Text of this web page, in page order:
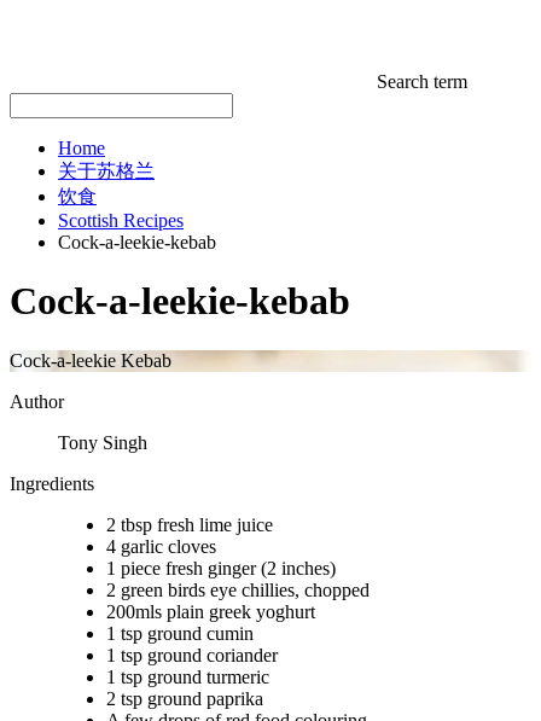
Search term
Home
关于苏格兰
饮食
Scottish Recipes
Cock-a-leekie-kebab
Cock-a-leekie-kebab
Cock-a-leekie Kebab
Author
Tony Singh
Ingredients
2 tbsp fresh lime juice
4 garlic cloves
1 piece fresh ginger (2 inches)
2 green birds eye chillies, chopped
200mls plain greek yoghurt
1 tsp ground cumin
1 tsp ground coriander
1 tsp ground turmeric
2 tsp ground paprika